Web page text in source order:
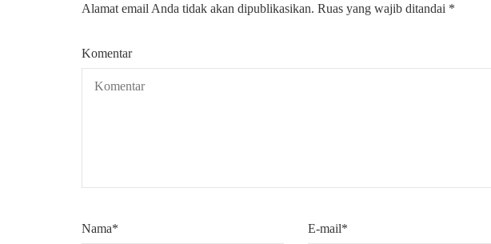
Alamat email Anda tidak akan dipublikasikan. Ruas yang wajib ditandai *
Komentar
Nama* E-mail*